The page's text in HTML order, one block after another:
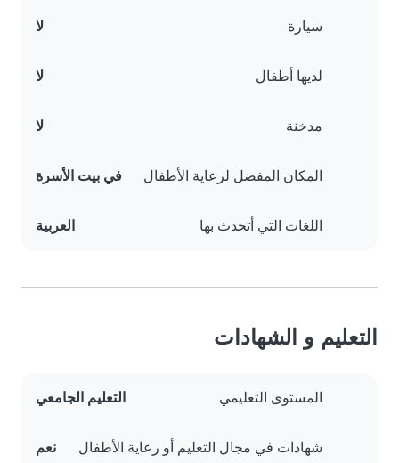
سيارة لا
لديها أطفال لا
مدخنة لا
المكان المفضل لرعاية الأطفال في بيت الأسرة
اللغات التي أتحدث بها العربية
التعليم و الشهادات
المستوى التعليمي التعليم الجامعي
شهادات في مجال التعليم أو رعاية الأطفال نعم